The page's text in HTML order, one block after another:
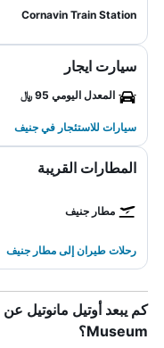
Cornavin Train Station
سيارت ايجار
المعدل اليومي 95 ﷼
سيارات للاستئجار في جنيف
المطارات القريبة
مطار جنيف
رحلات طيران إلى مطار جنيف
Museum؟